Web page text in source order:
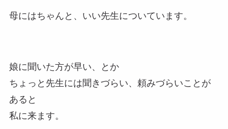
母にはちゃんと、いい先生についています。
娘に聞いた方が早い、とか
ちょっと先生には聞きづらい、頼みづらいことが
あると
私に来ます。